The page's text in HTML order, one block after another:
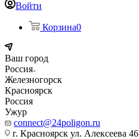
Войти
Корзина0
Ваш город
Россия
Железногорск
Красноярск
Россия
Ужур
connect@24poligon.ru
г. Красноярск ул. Алексеева 46